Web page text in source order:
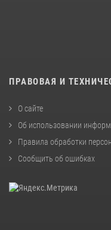
ПРАВОВАЯ И
О сайте
Об использовании
Правила обработки
Сообщить об ошибках